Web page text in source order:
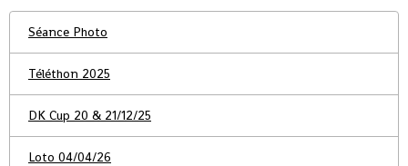
Séance Photo
Téléthon 2025
DK Cup 20 & 21/12/25
Loto 04/04/26